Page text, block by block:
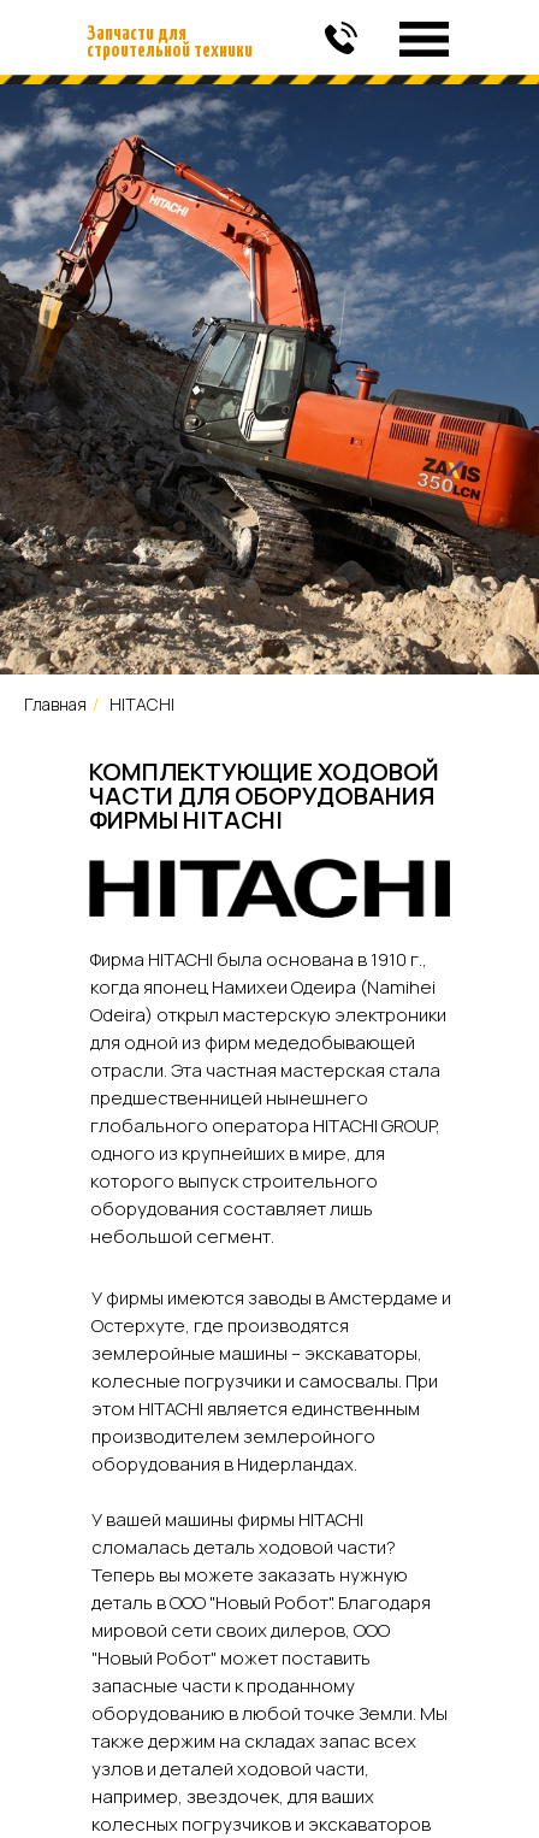
Запчасти для
строительной техники
Главная / HITACHI
КОМПЛЕКТУЮЩИЕ ХОДОВОЙ
ЧАСТИ ДЛЯ ОБОРУДОВАНИЯ
ФИРМЫ HITACHI
Фирма HITACHI была основана в 1910 г.,
когда японец Намихеи Одеира (Namihei
Odeira) открыл мастерскую электроники
для одной из фирм медедобывающей
отрасли. Эта частная мастерская стала
предшественницей нынешнего
глобального оператора HITACHI GROUP,
одного из крупнейших в мире, для
которого выпуск строительного
оборудования составляет лишь
небольшой сегмент.
У фирмы имеются заводы в Амстердаме и
Остерхуте, где производятся
землеройные машины – экскаваторы,
колесные погрузчики и самосвалы. При
этом HITACHI является единственным
производителем землеройного
оборудования в Нидерландах.
У вашей машины фирмы HITACHI
сломалась деталь ходовой части?
Теперь вы можете заказать нужную
деталь в ООО "Новый Робот". Благодаря
мировой сети своих дилеров, ООО
"Новый Робот" может поставить
запасные части к проданному
оборудованию в любой точке Земли. Мы
также держим на складах запас всех
узлов и деталей ходовой части,
например, звездочек, для ваших
колесных погрузчиков и экскаваторов